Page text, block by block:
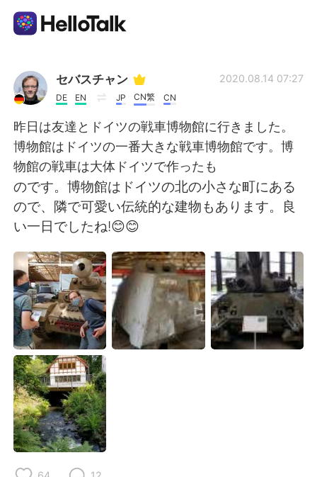
Ứng dụng trao đổi ngôn ngữ
AI Grammar Checker
Tiếng Việt
English 简体中文
繁體中文 Español
العربية Français
Deutsch 日本語
한국어
ไทย
Italiano
セバスチャン
DE EN JP CN繁 CN
2020.08.14 07:27
昨日は友達とドイツの戦車博物館に行きました。
博物館はドイツの一番大きな戦車博物館です。博
物館の戦車は大体ドイツで作ったも
のです。博物館はドイツの北の小さな町にある
ので、隣で可愛い伝統的な建物もあります。良
い一日でしたね!😊😊